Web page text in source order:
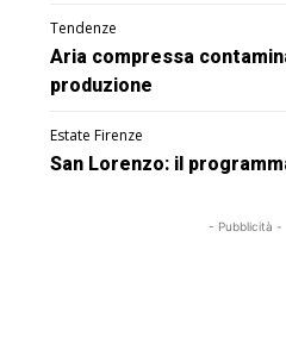
Tendenze
Aria compressa
produzione
Estate Firenze
San Lorenzo: il
- Pubblicità -